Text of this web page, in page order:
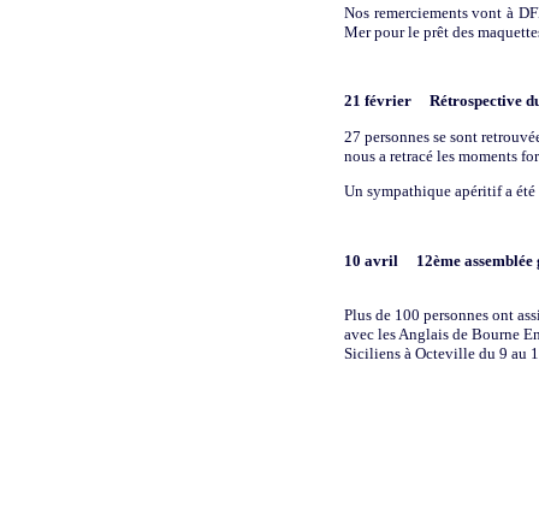
Nos remerciements vont à
Mer pour le prêt des
21 février
Rétrospective
27 personnes se sont
nous a retracé les moments
Un sympathique apéritif a été
10 avril 12ème
Plus de 100 personnes ont
avec les Anglais de Bourne
Siciliens à Octeville du 9 au